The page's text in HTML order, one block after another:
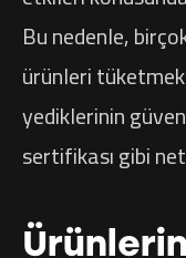
Bu nedenle,
ürünleri
yediklerinin
sertifikası gibi